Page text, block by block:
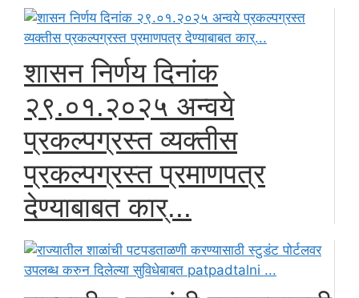
शासन निर्णय दिनांक
२९.०१.२०२५ अन्वये
प्रकल्पग्रस्त व्यक्तीस
प्रकल्पग्रस्त प्रमाणपत्र
देण्याबाबत कार्...